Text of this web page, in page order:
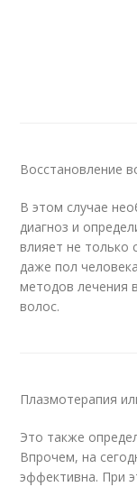
Восстановление
В этом случае
диагноз и
влияет не только
даже пол
методов лечения
волос.
Плазмотерапия
Это также
Впрочем, на
эффективна. При